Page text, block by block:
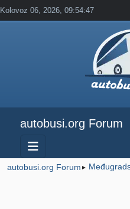
Kolovoz 06, 2026, 09:54:47
autobusi.org Forum
autobusi.org Forum ►